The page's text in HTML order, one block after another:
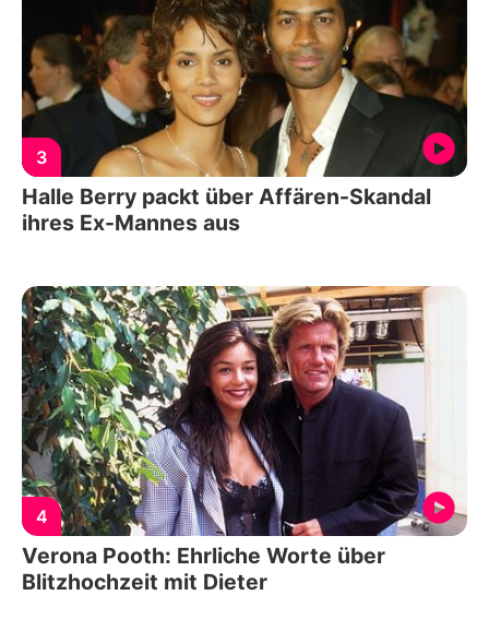
3
Halle Berry packt über Affären-Skandal
ihres Ex-Mannes aus
4
Verona Pooth: Ehrliche Worte über
Blitzhochzeit mit Dieter